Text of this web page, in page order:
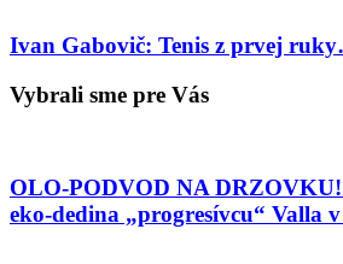
Ivan Gabovič: Tenis z prvej
Vybrali sme pre Vás
OLO-PODVOD NA
eko-dedina „progresívcu“ Valla